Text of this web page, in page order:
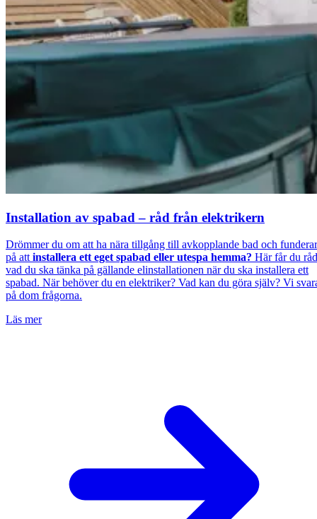
Installation av spabad – råd från elektrikern
Drömmer du om att ha nära tillgång till avkopplande bad och funderar
på attinstallera ett eget spabad eller utespa hemma? Här får du råd
vad du ska tänka på gällande elinstallationen när du ska installera ett
spabad. När behöver du en elektriker? Vad kan du göra själv? Vi
på dom frågorna.
Läs mer